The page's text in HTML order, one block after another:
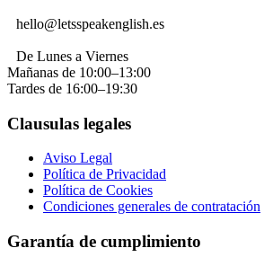
hello@letsspeakenglish.es
De Lunes a Viernes
Mañanas de 10:00–13:00
Tardes de 16:00–19:30
Clausulas legales
Aviso Legal
Política de Privacidad
Política de Cookies
Condiciones generales de contratación
Garantía de cumplimiento